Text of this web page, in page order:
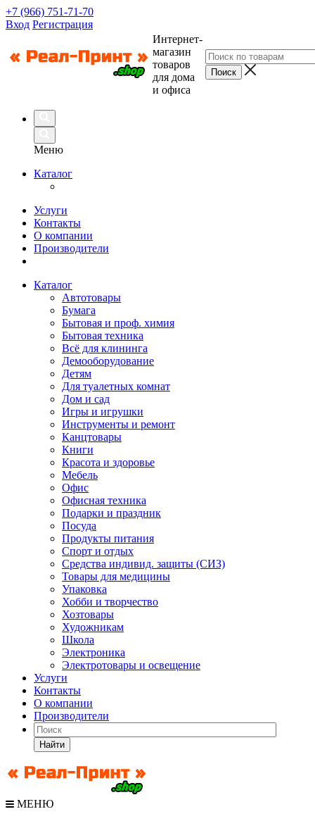
+7 (966) 751-71-70
Вход Регистрация
Интернет-
магазин
товаров
для дома
и офиса
Меню
Каталог
Услуги
Контакты
О компании
Производители
Каталог
Автотовары
Бумага
Бытовая и проф. химия
Бытовая техника
Всё для клининга
Демооборудование
Детям
Для туалетных комнат
Дом и сад
Игры и игрушки
Инструменты и ремонт
Канцтовары
Книги
Красота и здоровье
Мебель
Офис
Офисная техника
Подарки и праздник
Посуда
Продукты питания
Спорт и отдых
Средства индивид. защиты (СИЗ)
Товары для медицины
Упаковка
Хобби и творчество
Хозтовары
Художникам
Школа
Электроника
Электротовары и освещение
Услуги
Контакты
О компании
Производители
Найти
МЕНЮ